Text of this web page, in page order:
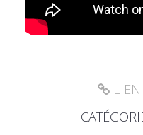
LIEN